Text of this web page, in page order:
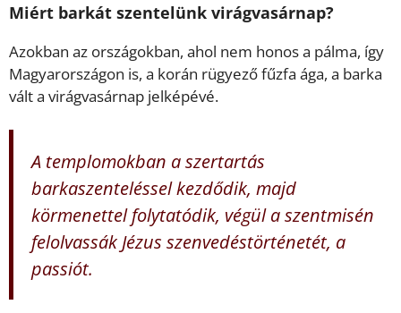
Miért barkát szentelünk virágvasárnap?
Azokban az országokban, ahol nem honos a pálma, így
Magyarországon is, a korán rügyező fűzfa ága, a barka
vált a virágvasárnap jelképévé.
A templomokban a szertartás
barkaszenteléssel kezdődik, majd
körmenettel folytatódik, végül a szentmisén
felolvassák Jézus szenvedéstörténetét, a
passiót.